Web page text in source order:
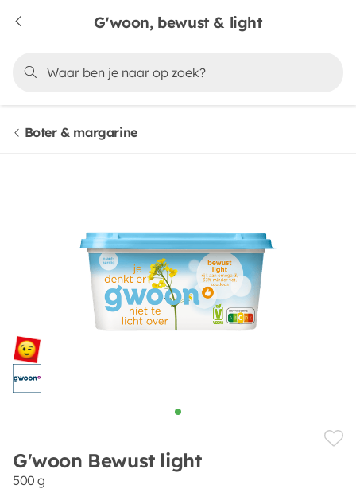
G'woon, bewust & light
Boter & margarine
G'woon Bewust light
500 g